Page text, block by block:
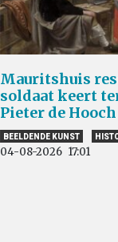
Mauritshuis
soldaat keert
Pieter de Hooch
BEELDENDE KUNST
04-08-2026 17:01